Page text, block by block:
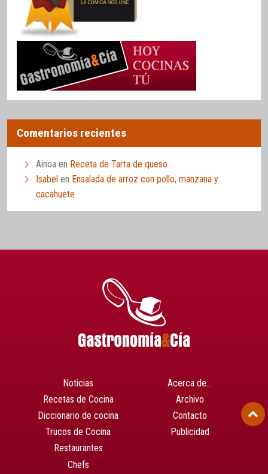
Comentarios recientes
Ainoa en Receta de Tarta de queso
Isabel en Ensalada de arroz con pollo, manzana y
cacahuete
Noticias
Recetas de Cocina
Diccionario de cocina
Trucos de Cocina
Restaurantes
Chefs
Acerca de…
Archivo
Contacto
Publicidad